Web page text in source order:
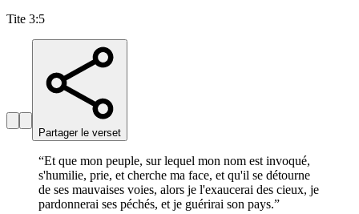
Tite 3:5
Partager le verset
“Et que mon peuple, sur lequel mon nom est invoqué,
s'humilie, prie, et cherche ma face, et qu'il se détourne
de ses mauvaises voies, alors je l'exaucerai des cieux, je
pardonnerai ses péchés, et je guérirai son pays.”